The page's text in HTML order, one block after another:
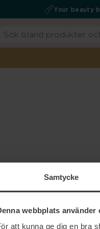
Samtycke
webbplats använder
att kunna ge dig en bra
Your beauty
beat.